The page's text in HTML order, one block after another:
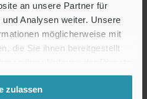
an unsere Partner für
Analysen weiter. Unsere
möglicherweise mit
die Sie ihnen bereitgestellt
zulassen